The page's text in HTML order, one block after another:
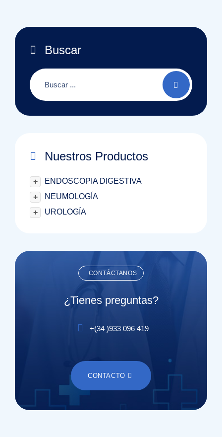
Buscar
Nuestros Productos
+
ENDOSCOPIA DIGESTIVA
+
NEUMOLOGÍA
+
UROLOGÍA
CONTÁCTANOS
¿Tienes preguntas?
+(34 )933 096 419
CONTACTO